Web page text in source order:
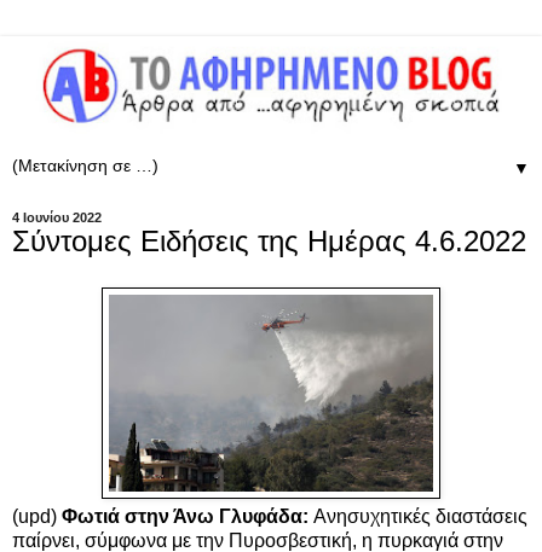
▼
4 Ιουνίου 2022
Σύντομες Ειδήσεις της Ημέρας 4.6.2022
(upd) Φωτιά στην Άνω Γλυφάδα: Ανησυχητικές διαστάσεις
παίρνει, σύμφωνα με την Πυροσβεστική, η πυρκαγιά στην